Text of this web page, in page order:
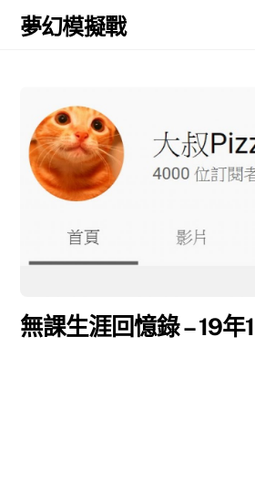
Skip
夢幻模擬戰
無課生涯回憶錄 – 19年